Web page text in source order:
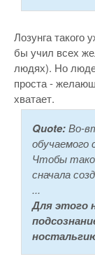
Лозунга такого
бы учил всех
людях). Но
проста -
хватает.
Quote:Во-
обучаемого
Чтобы
сначала
...
Для этого